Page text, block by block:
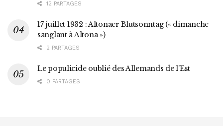
12 PARTAGES
17 juillet 1932 : Altonaer Blutsonntag (« dimanche
sanglant à Altona »)
2 PARTAGES
Le populicide oublié des Allemands de l’Est
0 PARTAGES